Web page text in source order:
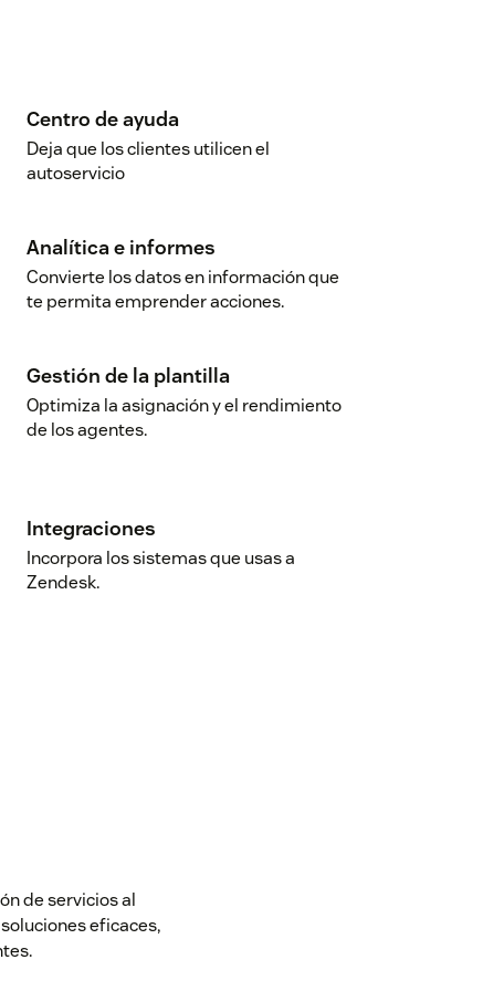
Centro de ayuda
Deja que los clientes utilicen el
autoservicio
Analítica e informes
Convierte los datos en información que
te permita emprender acciones.
Gestión de la plantilla
Optimiza la asignación y el rendimiento
de los agentes.
Integraciones
Incorpora los sistemas que usas a
Zendesk.
de servicios al
eficaces,